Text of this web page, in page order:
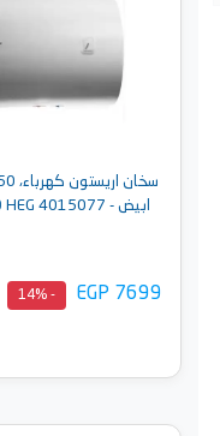
ابيض - Rubis 50 HEG 4015077
EGP 7699
- 14%